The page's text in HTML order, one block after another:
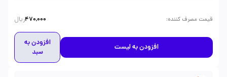
قیمت مصرف کننده:
470,000ریال
افزودن به لیست
افزودن به
سبد